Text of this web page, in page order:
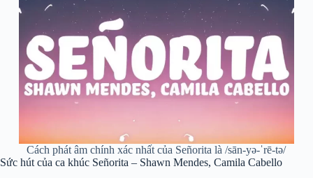
Cách phát âm chính xác nhất của Señorita là /sān-yə-ˈrē-tə/
Sức hút của ca khúc Señorita – Shawn Mendes, Camila Cabello